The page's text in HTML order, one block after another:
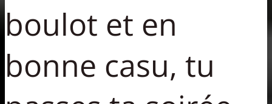
boulot et en
bonne casu, tu